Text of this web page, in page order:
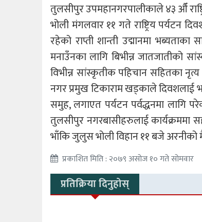
तुलसीपुर उपमहानगरपालीकाले ४३ औँ
भोली मंगलवार ११ गते राष्ट्रिय पर्यटन
रहेको राप्ती शान्ती उद्मानमा
मनाउँनका लागि बिभीन्न
विभीन्न सांस्कृतीक पहिचान सहितका
नगर प्रमुख टिकाराम खड्काले दिवशलाई
समुह, लगाएत पर्यटन पर्वद्धनमा लागि
तुलसीपुर नगरबासीहरुलाई कार्यक्रममा
भाँकि जुलुस भोली विहान ११ बजे
प्रकाशित मिति : २०७९ असोज १० गते सोमवार
प्रतिक्रिया दिनुहोस्